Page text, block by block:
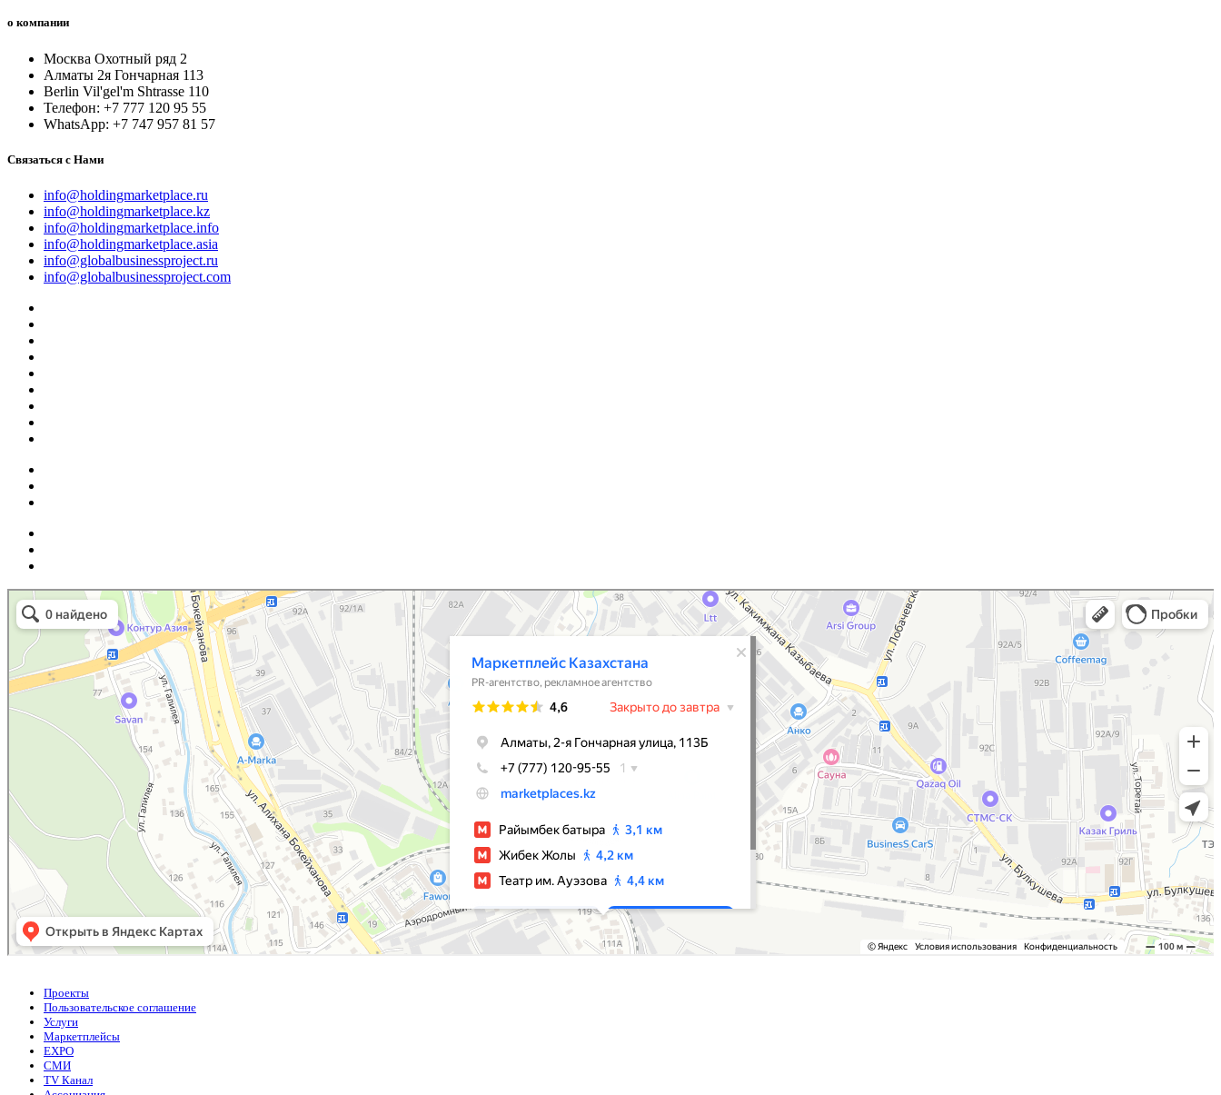
о компании
Москва Охотный ряд 2
Алматы 2я Гончарная 113
Berlin Vil'gel'm Shtrasse 110
Телефон: +7 777 120 95 55
WhatsApp: +7 747 957 81 57
Связаться с Нами
info@holdingmarketplace.ru
info@holdingmarketplace.kz
info@holdingmarketplace.info
info@holdingmarketplace.asia
info@globalbusinessproject.ru
info@globalbusinessproject.com
Маркетплейс Казахстана
Рекламное агентство в Алматы
Информационное агентство в Алматы
Проекты
Пользовательское соглашение
Услуги
Маркетплейсы
EXPO
СМИ
TV Канал